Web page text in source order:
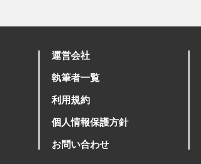
運営会社
執筆者一覧
利用規約
個人情報保護方針
お問い合わせ